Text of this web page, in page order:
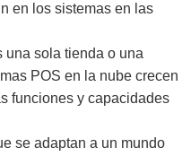
en los sistemas en las
una sola tienda o una
POS en la nube crecen
funciones y capacidades
se adaptan a un mundo